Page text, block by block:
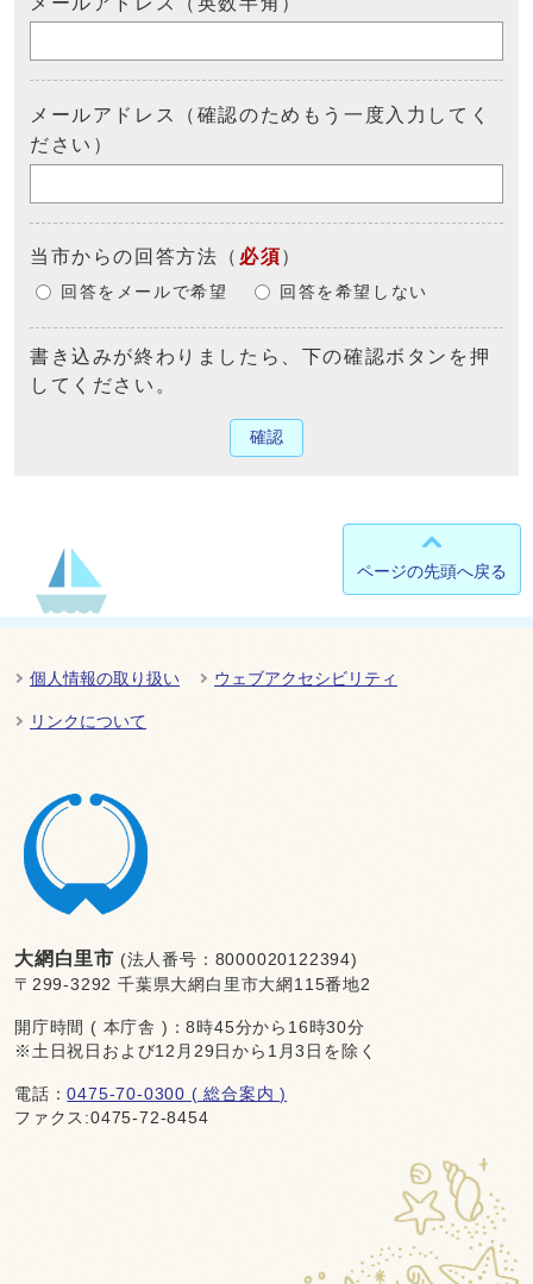
メールアドレス（確認のためもう一度入力してく
ださい）
当市からの回答方法 （ 必須）
回答をメールで希望 回答を希望しない
書き込みが終わりましたら、下の確認ボタンを押
してください。
確認
ページの先頭へ戻る
個人情報の取り扱い ウェブアクセシビリティ
リンクについて
大網白里市 (法人番号：8000020122394)
〒299-3292 千葉県大網白里市大網115番地2
開庁時間 ( 本庁舎 )：8時45分から16時30分
※土日祝日および12月29日から1月3日を除く
電話：0475-70-0300 ( 総合案内 )
ファクス:0475-72-8454